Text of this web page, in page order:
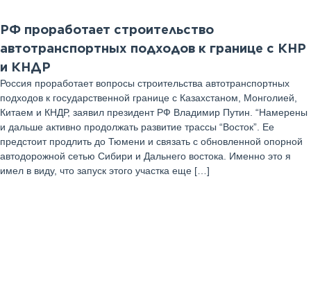
РФ проработает строительство
автотранспортных подходов к границе с КНР
и КНДР
Россия проработает вопросы строительства автотранспортных
подходов к государственной границе с Казахстаном, Монголией,
Китаем и КНДР, заявил президент РФ Владимир Путин. “Намерены
и дальше активно продолжать развитие трассы “Восток”. Ее
предстоит продлить до Тюмени и связать с обновленной опорной
автодорожной сетью Сибири и Дальнего востока. Именно это я
имел в виду, что запуск этого участка еще […]